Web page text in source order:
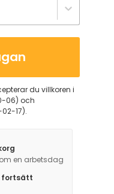
du villkoren i
06) och
02-17).
en arbetsdag
fortsätt